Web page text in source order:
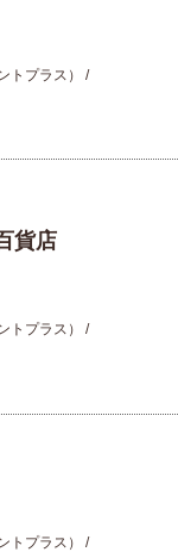
トプラス）
貨店
トプラス）
トプラス）